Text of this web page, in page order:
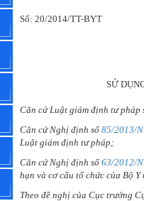
Số: 20/2014/TT-BYT
SỬ
Căn cứ Luật giám định tư pháp
Căn cứ Nghị định số 85/2013/
Luật giám định tư pháp;
Căn cứ Nghị định số 63/2012/
hạn và cơ cấu tổ chức của Bộ Y
Theo đề nghị của Cục trưởng